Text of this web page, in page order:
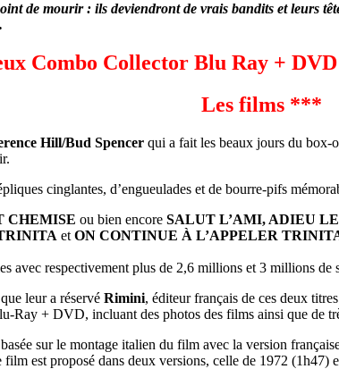
de mourir : ils deviendront de vrais bandits et leurs
Combo Collector Blu Ray +
Les films ***
Hill/Bud Spencer qui a fait les beaux jours du box-
cinglantes, d’engueulades et de bourre-pifs
CHEMISE ou bien encore SALUT L’AMI, ADIEU
et ON CONTINUE À L’APPELER
avec respectivement plus de 2,6 millions et 3 millions de
leur a réservé Rimini, éditeur français de ces deux
Ray + DVD, incluant des photos des films ainsi que de
sur le montage italien du film avec la version
film est proposé dans deux versions, celle de 1972 (1h47)